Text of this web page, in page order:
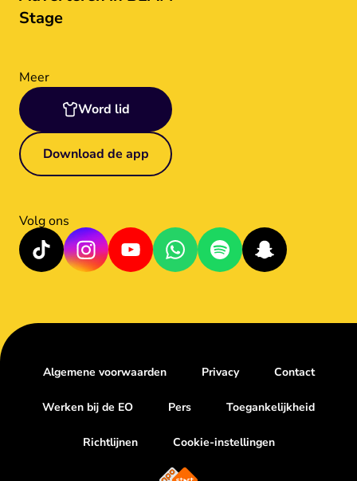
Stage
Meer
Word lid
Download de app
Volg ons
Algemene voorwaarden Privacy Contact
Werken bij de EO Pers Toegankelijkheid
Richtlijnen Cookie-instellingen